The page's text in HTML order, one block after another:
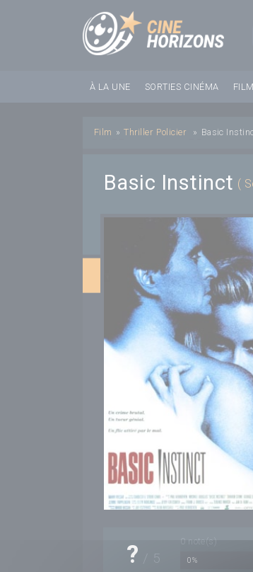
À LA UNE SORTIES CINÉMA
Film » Thriller Policier » Basic
Basic Instinct (
? 5
0 note(s)
0%
Panneau de gestion des cookies